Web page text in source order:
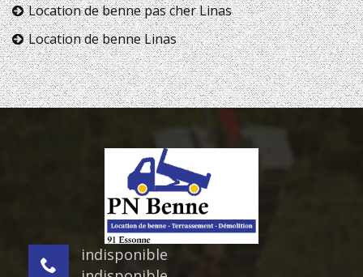
Location de benne pas cher Linas
Location de benne Linas
indisponible